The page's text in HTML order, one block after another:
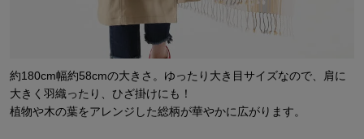
約180cm幅約58cmの大きさ。ゆったり大き目サイズなので、肩に
大きく羽織ったり、ひざ掛けにも！
植物や木の葉をアレンジした総柄が華やかに広がります。